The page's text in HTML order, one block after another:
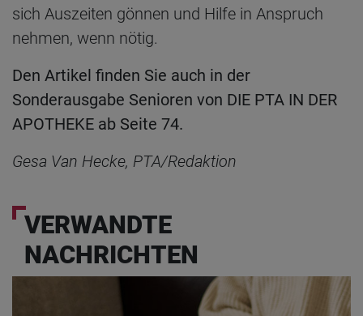
sich Auszeiten gönnen und Hilfe in Anspruch
nehmen, wenn nötig.
Den Artikel finden Sie auch in der
Sonderausgabe Senioren von DIE PTA IN DER
APOTHEKE ab Seite 74.
Gesa Van Hecke, PTA/Redaktion
VERWANDTE
NACHRICHTEN